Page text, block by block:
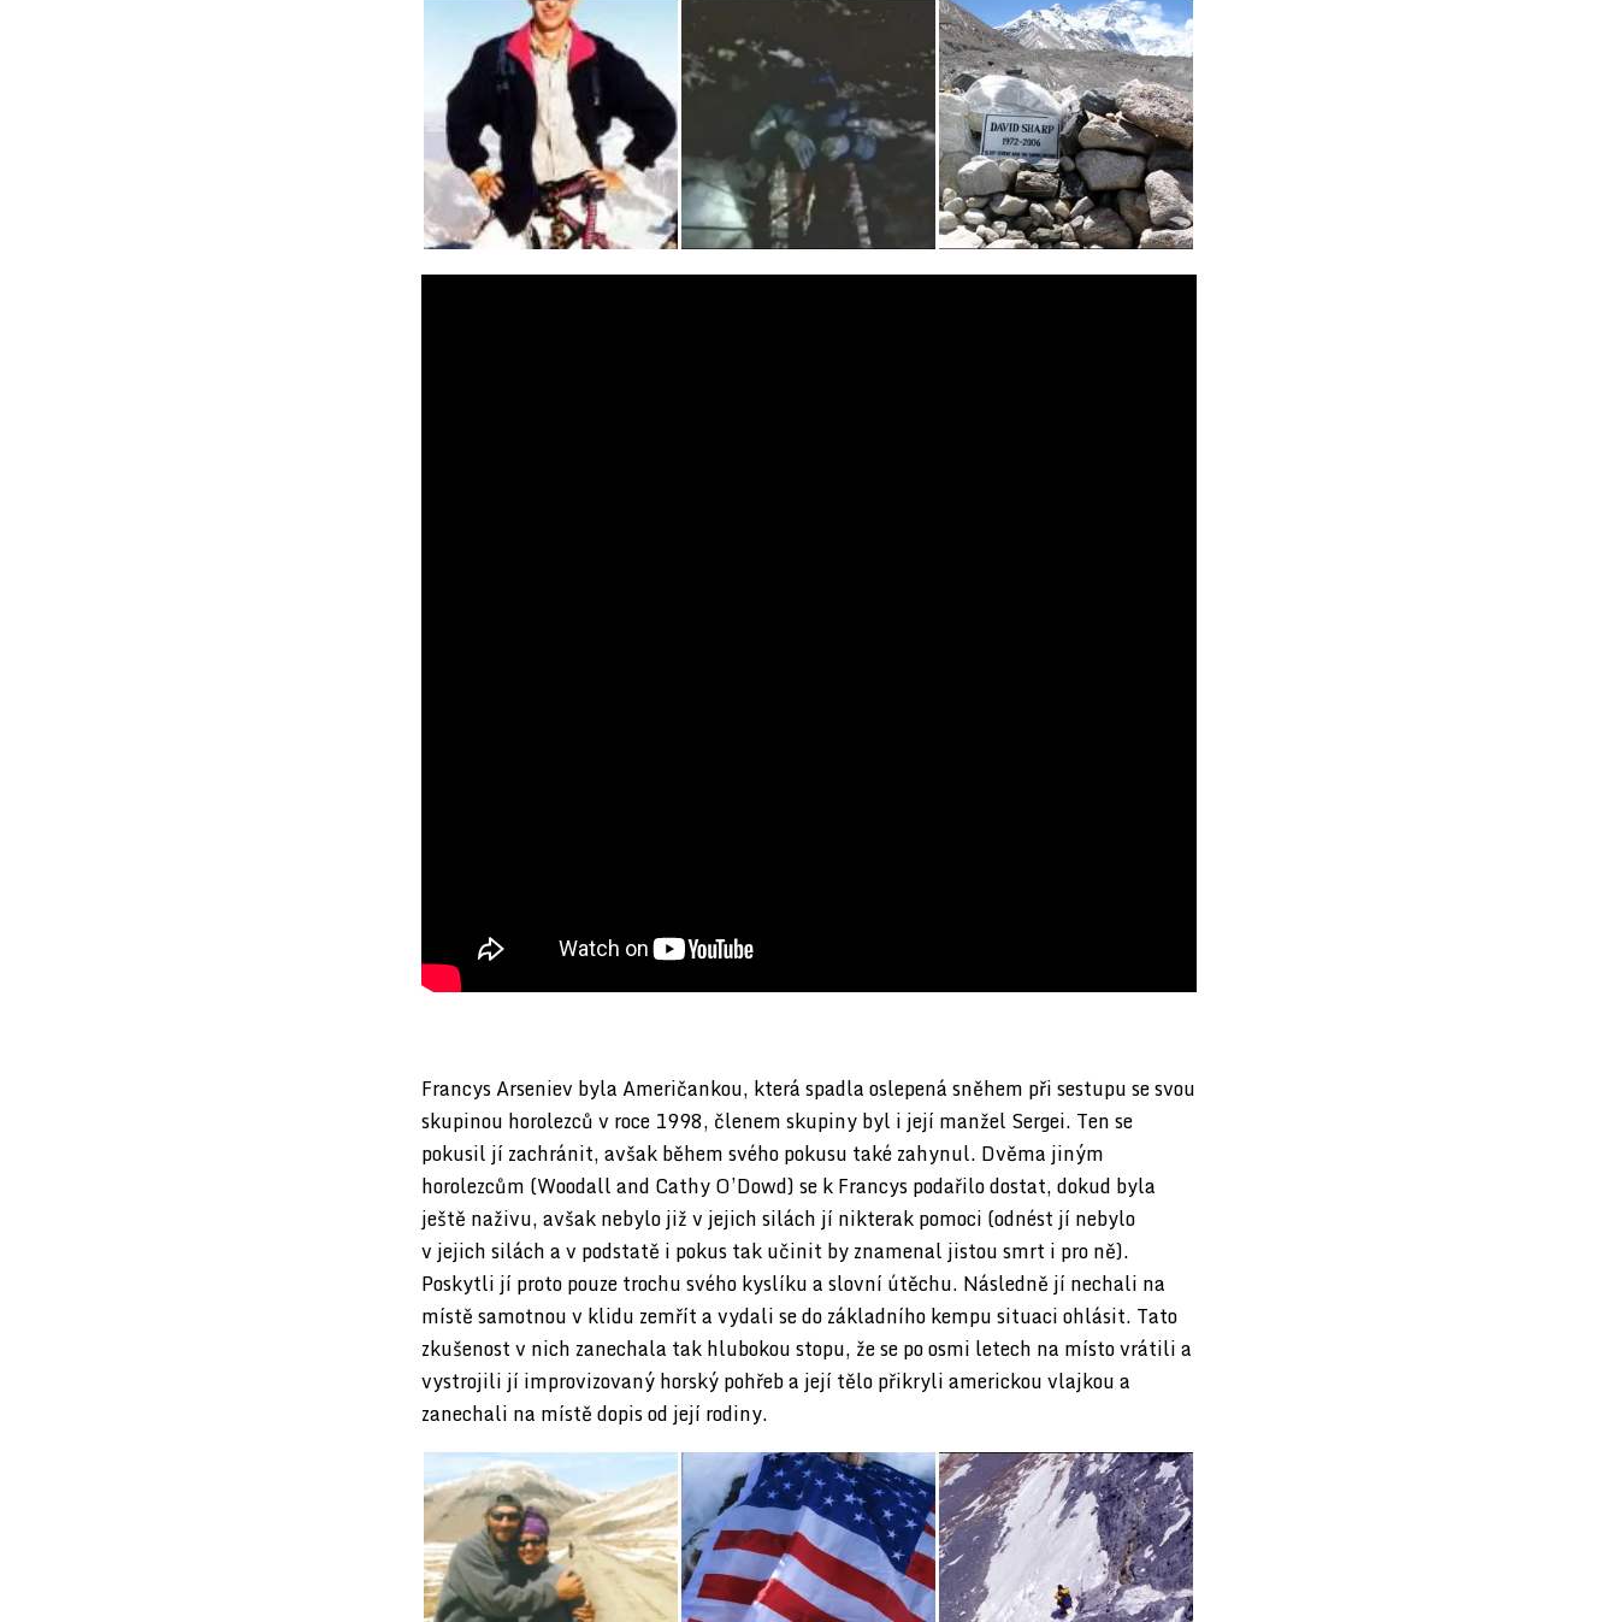
Francys Arseniev byla Američankou, která spadla oslepená sněhem při sestupu se svou
skupinou horolezců v roce 1998, členem skupiny byl i její manžel Sergei. Ten se
pokusil jí zachránit, avšak během svého pokusu také zahynul. Dvěma jiným
horolezcům (Woodall and Cathy O’Dowd) se k Francys podařilo dostat, dokud byla
ještě naživu, avšak nebylo již v jejich silách jí nikterak pomoci (odnést jí nebylo
v jejich silách a v podstatě i pokus tak učinit by znamenal jistou smrt i pro ně).
Poskytli jí proto pouze trochu svého kyslíku a slovní útěchu. Následně jí nechali na
místě samotnou v klidu zemřít a vydali se do základního kempu situaci ohlásit. Tato
zkušenost v nich zanechala tak hlubokou stopu, že se po osmi letech na místo vrátili a
vystrojili jí improvizovaný horský pohřeb a její tělo přikryli americkou vlajkou a
zanechali na místě dopis od její rodiny.